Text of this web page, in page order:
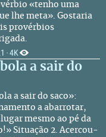
«tenho uma
lhe meta». Gostaria
provérbios
· 4K
a sair do
a sair do saco»:
a abarrotar,
mesmo ao pé da
Situação 2. Acercou-